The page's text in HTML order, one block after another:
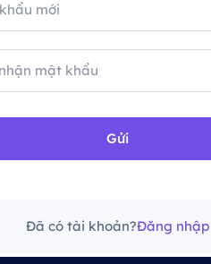
Gửi
Đã có tài khoản?Đăng nhập